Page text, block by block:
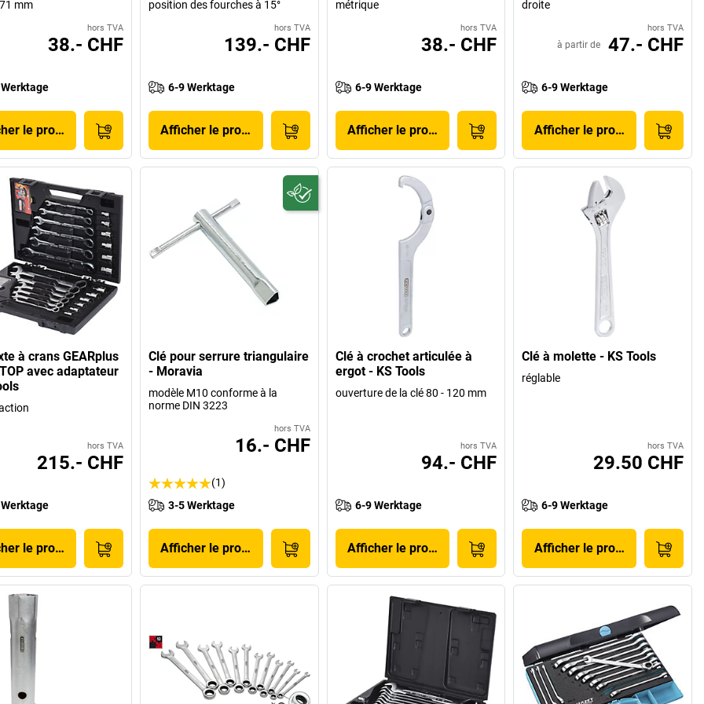
mm
hors TVA
38.- CHF
le produit
position des fourches à 15°
hors TVA
139.- CHF
6-9 Werktage
Afficher le produit
métrique
hors TVA
38.- CHF
6-9 Werktage
Afficher le produit
droite
hors TVA
à partir de 47.- CHF
6-9 Werktage
Afficher le produit
à crans GEARplus
avec adaptateur
hors TVA
215.- CHF
le produit
Clé pour serrure triangulaire
- Moravia
modèle M10 conforme à la
norme DIN 3223
hors TVA
16.- CHF
(1)
3-5 Werktage
Afficher le produit
Clé à crochet articulée à
ergot - KS Tools
ouverture de la clé 80 - 120 mm
hors TVA
94.- CHF
6-9 Werktage
Afficher le produit
Clé à molette - KS Tools
réglable
hors TVA
29.50 CHF
6-9 Werktage
Afficher le produit